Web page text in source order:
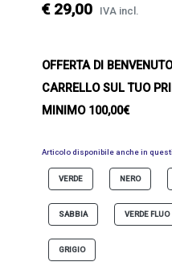
€ 29,00 IVA incl.
OFFERTA DI
CARRELLO SUL TUO
MINIMO 100,00€
Articolo disponibile anche in
VERDE NERO
SABBIA VERDE FLUO
GRIGIO